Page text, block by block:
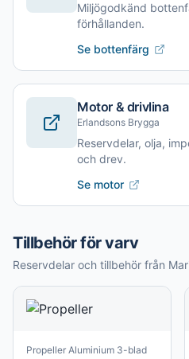
Miljögodkänd
förhållanden.
Se bottenfärg
Motor & drivlina
Erlandsons Brygga
Reservdelar, olja,
och drev.
Se motor
Tillbehör för varv
Reservdelar och tillbehör från
Propeller Aluminium 3-blad